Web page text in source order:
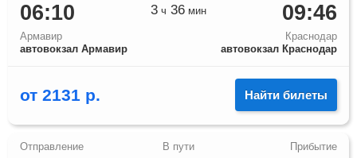
06:10
Армавир
автовокзал Армавир
09:46
Краснодар
автовокзал Краснодар
3 ч 36 мин
от 2131 р. Найти билеты